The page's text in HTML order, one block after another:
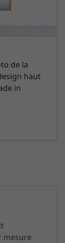
de la
haut
in
mesure